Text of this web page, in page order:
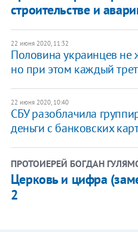
строительстве и
22 июня 2020, 11:32
Половина украинцев не
но при этом каждый
22 июня 2020, 10:40
​​СБУ разоблачила
деньги с банковских
ПРОТОИЕРЕЙ БОГДАН
Церковь и цифра
2